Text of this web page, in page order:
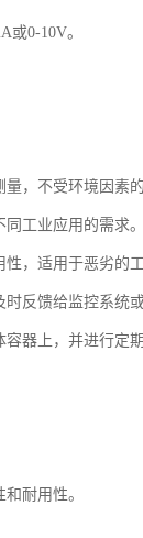
0-10V。
，不受环境因素的
工业应用的需求。
，适用于恶劣的工
反馈给监控系统或
器上，并进行定
耐用性。